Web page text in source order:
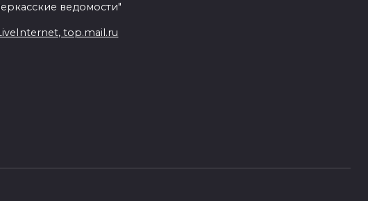
ведомости"
top.mail.ru